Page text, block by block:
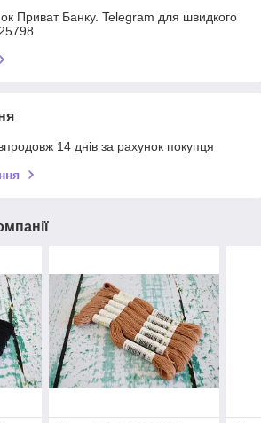
Приват Банку. Telegram для швидкого
14 днів за рахунок покупця